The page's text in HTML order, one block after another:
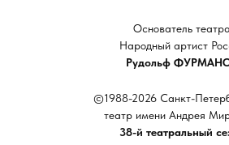
©1988-2026 Санкт-
театр имени Андрея
38-й театральный
Основатель театра
Народный артист
Рудольф